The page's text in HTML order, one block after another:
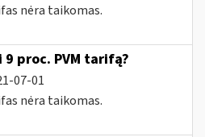
nėra taikomas.
proc. PVM tarifą?
07-01
nėra taikomas.